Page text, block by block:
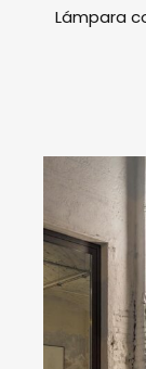
Lámpara